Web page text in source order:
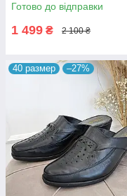
Готово до відправки
1 499 ₴ 2 100 ₴
40 размер –27%